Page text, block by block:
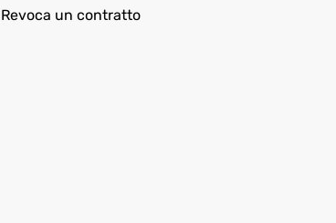
Revoca un contratto